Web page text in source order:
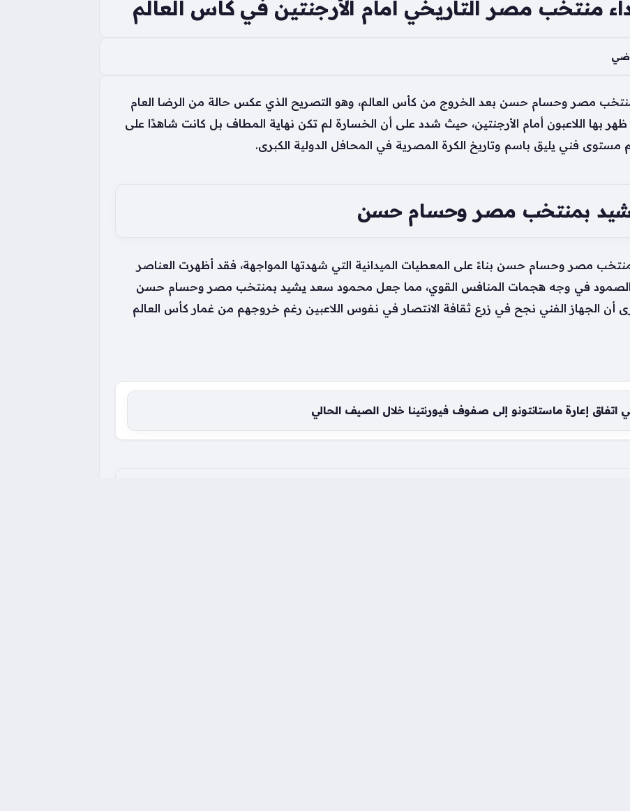
منتخب مصر التاريخي أمام الأرجنتين في كأس العالم
مصر وحسام حسن بعد الخروج من كأس العالم، وهو التصريح الذي عكس حالة من الرضا العام
ظهر بها اللاعبون أمام الأرجنتين، حيث شدد على أن الخسارة لم تكن نهاية المطاف بل كانت شاهدًا على
مستوى فني يليق باسم وتاريخ الكرة المصرية في المحافل الدولية الكبرى.
بمنتخب مصر وحسام حسن
مصر وحسام حسن بناءً على المعطيات الميدانية التي شهدتها المواجهة، فقد أظهرت العناصر
على الصمود في وجه هجمات المنافس القوي، مما جعل محمود سعد يشيد بمنتخب مصر وحسام حسن
أن الجهاز الفني نجح في زرع ثقافة الانتصار في نفوس اللاعبين رغم خروجهم من غمار كأس العالم
اتفاق إعارة ماستانتونو إلى صفوف فيورنتينا خلال الصيف الحالي